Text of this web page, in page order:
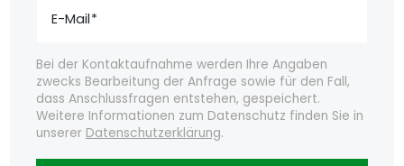
E-Mail
Bei der Kontaktaufnahme werden Ihre Angaben
zwecks Bearbeitung der Anfrage sowie für den Fall,
dass Anschlussfragen entstehen, gespeichert.
Weitere Informationen zum Datenschutz finden Sie in
unserer Datenschutzerklärung.